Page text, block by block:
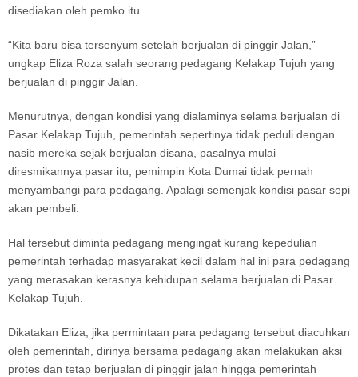
disediakan oleh pemko itu.
“Kita baru bisa tersenyum setelah berjualan di pinggir Jalan,”
ungkap Eliza Roza salah seorang pedagang Kelakap Tujuh yang
berjualan di pinggir Jalan.
Menurutnya, dengan kondisi yang dialaminya selama berjualan di
Pasar Kelakap Tujuh, pemerintah sepertinya tidak peduli dengan
nasib mereka sejak berjualan disana, pasalnya mulai
diresmikannya pasar itu, pemimpin Kota Dumai tidak pernah
menyambangi para pedagang. Apalagi semenjak kondisi pasar sepi
akan pembeli.
Hal tersebut diminta pedagang mengingat kurang kepedulian
pemerintah terhadap masyarakat kecil dalam hal ini para pedagang
yang merasakan kerasnya kehidupan selama berjualan di Pasar
Kelakap Tujuh.
Dikatakan Eliza, jika permintaan para pedagang tersebut diacuhkan
oleh pemerintah, dirinya bersama pedagang akan melakukan aksi
protes dan tetap berjualan di pinggir jalan hingga pemerintah